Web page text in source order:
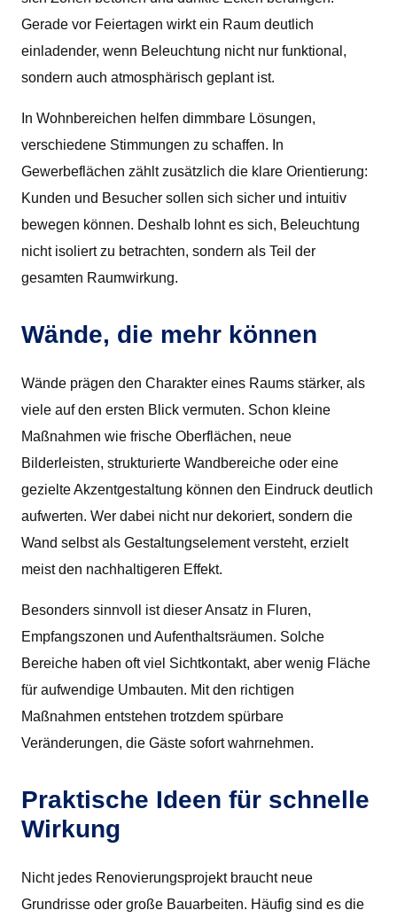
Gerade vor Feiertagen wirkt ein Raum deutlich
einladender, wenn Beleuchtung nicht nur funktional,
sondern auch atmosphärisch geplant ist.
In Wohnbereichen helfen dimmbare Lösungen,
verschiedene Stimmungen zu schaffen. In
Gewerbeflächen zählt zusätzlich die klare Orientierung:
Kunden und Besucher sollen sich sicher und intuitiv
bewegen können. Deshalb lohnt es sich, Beleuchtung
nicht isoliert zu betrachten, sondern als Teil der
gesamten Raumwirkung.
Wände, die mehr können
Wände prägen den Charakter eines Raums stärker, als
viele auf den ersten Blick vermuten. Schon kleine
Maßnahmen wie frische Oberflächen, neue
Bilderleisten, strukturierte Wandbereiche oder eine
gezielte Akzentgestaltung können den Eindruck deutlich
aufwerten. Wer dabei nicht nur dekoriert, sondern die
Wand selbst als Gestaltungselement versteht, erzielt
meist den nachhaltigeren Effekt.
Besonders sinnvoll ist dieser Ansatz in Fluren,
Empfangszonen und Aufenthaltsräumen. Solche
Bereiche haben oft viel Sichtkontakt, aber wenig Fläche
für aufwendige Umbauten. Mit den richtigen
Maßnahmen entstehen trotzdem spürbare
Veränderungen, die Gäste sofort wahrnehmen.
Praktische Ideen für schnelle
Wirkung
Nicht jedes Renovierungsprojekt braucht neue
Grundrisse oder große Bauarbeiten. Häufig sind es die